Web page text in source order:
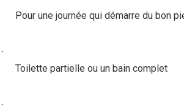
Pour une journée qui démarre du bon
·
Toilette partielle ou un bain complet
·